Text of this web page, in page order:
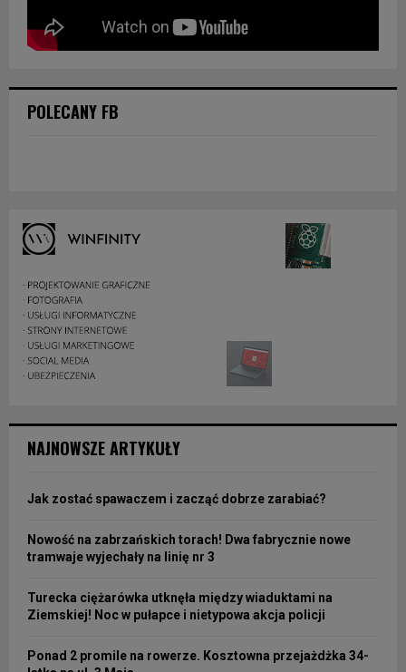
POLECANY FB
NAJNOWSZE ARTYKUŁY
Jak zostać spawaczem i zacząć dobrze zarabiać?
Nowość na zabrzańskich torach! Dwa fabrycznie nowe
tramwaje wyjechały na linię nr 3
Turecka ciężarówka utknęła między wiaduktami na
Ziemskiej! Noc w pułapce i nietypowa akcja policji
Ponad 2 promile na rowerze. Kosztowna przejażdżka 34-